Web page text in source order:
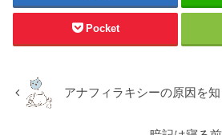
Pocket
アナフィラキシーの原因を